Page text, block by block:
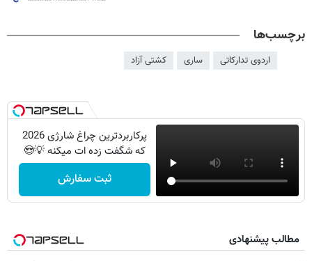
برچسب‌ها
اردوی تدارکاتی ساری کشتی آزاد
پرکاربردترین چراغ شارژی 2026
که شگفت زده ات میکنه 💡😍
ثبت سفارش
مطالب پیشنهادی